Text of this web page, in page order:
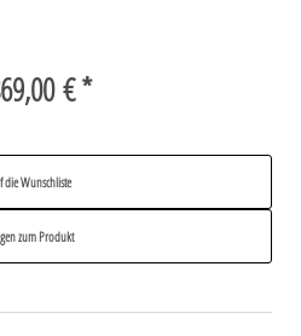
€ *
die Wunschliste
zum Produkt